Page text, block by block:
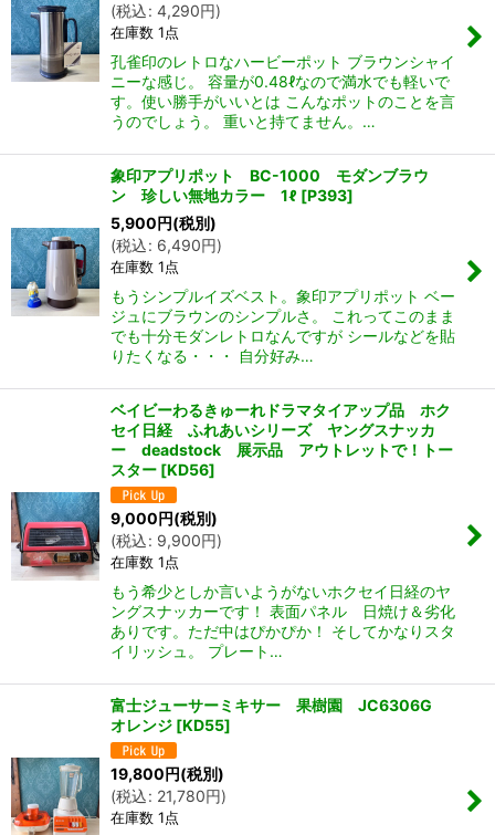
(税込: 4,290円)
在庫数 1点
孔雀印のレトロなハービーポット ブラウンシャイ
ニーな感じ。 容量が0.48ℓなので満水でも軽いで
す。使い勝手がいいとは こんなポットのことを言
うのでしょう。 重いと持てません。…
象印アプリポット BC-1000 モダンブラウ
ン 珍しい無地カラー 1ℓ [P393]
5,900円(税別)
(税込: 6,490円)
在庫数 1点
もうシンプルイズベスト。象印アプリポット ベー
ジュにブラウンのシンプルさ。 これってこのまま
でも十分モダンレトロなんですが シールなどを貼
りたくなる・・・ 自分好み…
ベイビーわるきゅーれドラマタイアップ品 ホク
セイ日経 ふれあいシリーズ ヤングスナッカ
ー deadstock 展示品 アウトレットで！トー
スター [KD56]
9,000円(税別)
(税込: 9,900円)
在庫数 1点
もう希少としか言いようがないホクセイ日経のヤ
ングスナッカーです！ 表面パネル 日焼け＆劣化
ありです。ただ中はぴかぴか！ そしてかなりスタ
イリッシュ。 プレート…
富士ジューサーミキサー 果樹園 JC6306G
オレンジ [KD55]
19,800円(税別)
(税込: 21,780円)
在庫数 1点